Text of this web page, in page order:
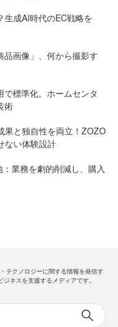
生成AI時代のEC戦略を
品画像」、何から撮影す
標準化。ホームセンタ
術
果と独自性を両立！ZOZO
ない体験設計
業務を劇的削減し、購入
テクノロジーに関する情報を発信す
ネスを支援するメディアです。